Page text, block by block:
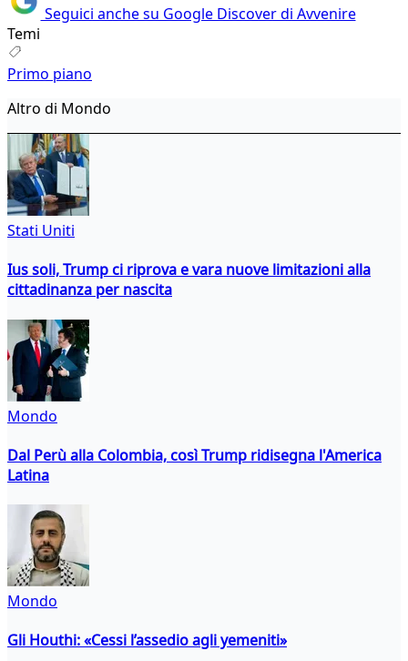
Seguici anche su Google Discover di Avvenire
Temi
Primo piano
Altro di Mondo
Stati Uniti
Ius soli, Trump ci riprova e vara nuove limitazioni alla
cittadinanza per nascita
Mondo
Dal Perù alla Colombia, così Trump ridisegna l'America
Latina
Mondo
Gli Houthi: «Cessi l’assedio agli yemeniti»